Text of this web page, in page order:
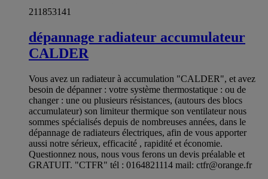
211853141
dépannage radiateur accumulateur
CALDER
Vous avez un radiateur à accumulation "CALDER", et avez
besoin de dépanner : votre système thermostatique : ou de
changer : une ou plusieurs résistances, (autours des blocs
accumulateur) son limiteur thermique son ventilateur nous
sommes spécialisés depuis de nombreuses années, dans le
dépannage de radiateurs électriques, afin de vous apporter
aussi notre sérieux, efficacité , rapidité et économie.
Questionnez nous, nous vous ferons un devis préalable et
GRATUIT. "CTFR" tél : 0164821114 mail: ctfr@orange.fr